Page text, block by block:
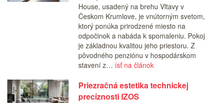
House, usadený na brehu Vltavy v
Českom Krumlove, je vnútorným svetom,
ktorý ponúka prirodzené miesto na
odpočinok a nabáda k spomaleniu. Pokoj
je základnou kvalitou jeho priestoru. Z
pôvodného penziónu v hospodárskom
stavení z… ísť na článok
Priezračná estetika technickej
precíznosti IZOS